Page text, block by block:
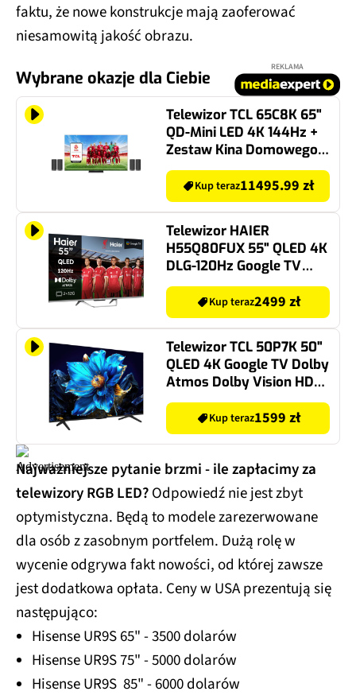
faktu, że nowe konstrukcje mają zaoferować
niesamowitą jakość obrazu.
Wybrane okazje dla Ciebie
REKLAMA
Telewizor TCL 65C8K 65"
QD-Mini LED 4K 144Hz +
Zestaw Kina Domowego
TCL Z100E (4 szt.) CZ+CZ
Google TV Dolby Atmos
Dolby Vision HDMI 2.1
Kup teraz11495.99 zł
Telewizor HAIER
H55Q80FUX 55" QLED 4K
DLG-120Hz Google TV
Dolby Vision Dolby
Atmos HDMI 2.1
Kup teraz2499 zł
Telewizor TCL 50P7K 50"
QLED 4K Google TV Dolby
Atmos Dolby Vision HDMI
2.1
Kup teraz1599 zł
Najważniejsze pytanie brzmi - ile zapłacimy za
telewizory RGB LED?Odpowiedź nie jest zbyt
optymistyczna. Będą to modele zarezerwowane
dla osób z zasobnym portfelem. Dużą rolę w
wycenie odgrywa fakt nowości, od której zawsze
jest dodatkowa opłata. Ceny w USA prezentują się
następująco:
Hisense UR9S 65" - 3500 dolarów
Hisense UR9S 75" - 5000 dolarów
Hisense UR9S 85" - 6000 dolarów